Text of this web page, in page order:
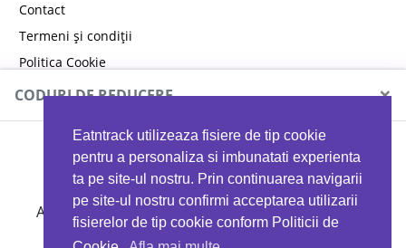
Eatntrack utilizeaza fisiere de tip cookie
pentru a personaliza si imbunatati experienta
ta pe site-ul nostru. Prin continuarea navigarii
pe site-ul nostru confirmi acceptarea utilizarii
fisierelor de tip cookie conform Politicii de
Contact
Termeni și condiții
Politica Cookie
Politica de confidențialitate
CODURI DE REDUCERE ×
MYPROTEIN
Ai 40%reducere la orice comandă folosind codul
EATTRACK